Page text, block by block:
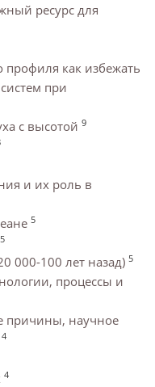
ресурс для
как избежать
при
с высотой 9
и их роль в
5
5
000-100 лет назад) 5
процессы и
причины, научное
4
4